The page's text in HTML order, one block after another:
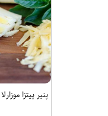
پنیر پیتزا موزارلا مقدار 1